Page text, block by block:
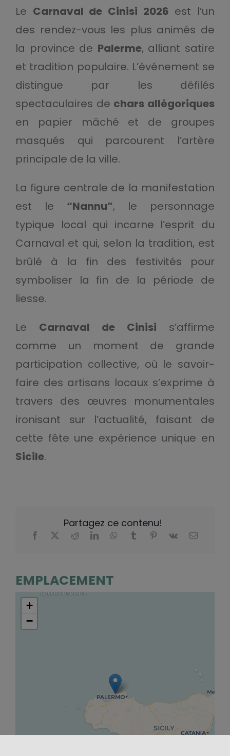
Le Carnaval de Cinisi 2026 est l’un
des rendez-vous les plus animés de
la province de Palerme, alliant satire
et tradition populaire. L’événement se
distingue par les défilés
spectaculaires de chars allégoriques
en papier mâché et de groupes
masqués qui parcourent l’artère
principale de la ville.
La figure centrale de la manifestation
est le “Nannu”, le personnage
typique local qui incarne l’esprit du
Carnaval et qui, selon la tradition, est
brûlé à la fin des festivités pour
symboliser la fin de la période de
liesse.
Le Carnaval de Cinisi s’affirme
comme un moment de grande
participation collective, où le savoir-
faire des artisans locaux s’exprime à
travers des œuvres monumentales
ironisant sur l’actualité, faisant de
cette fête une expérience unique en
Sicile.
Partagez ce contenu!
EMPLACEMENT
+
−